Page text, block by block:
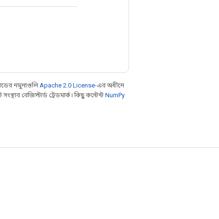
নমুনাগুলিApache 2.0 License-এর অধীনে
রেজিস্টার্ড ট্রেডমার্ক। কিছু কন্টেন্ট NumPy